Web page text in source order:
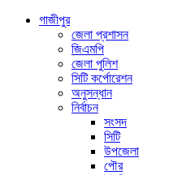
গাজীপুর
জেলা প্রশাসন
জিএমপি
জেলা পুলিশ
সিটি কর্পোরেশন
অনুসন্ধান
নির্বাচন
সংসদ
সিটি
উপজেলা
পৌর